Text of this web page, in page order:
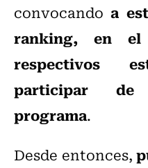
convocando a
ranking, en
respectivos
participar de
programa.
Desde entonces,